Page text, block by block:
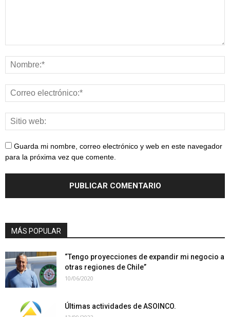
Guarda mi nombre, correo electrónico y web en este navegador
para la próxima vez que comente.
MÁS POPULAR
“Tengo proyecciones de expandir mi negocio a
otras regiones de Chile”
10/06/2020
Últimas actividades de ASOINCO.